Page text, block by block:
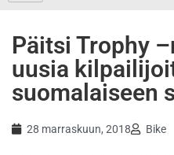
Päitsi Trophy
uusia
suomalaiseen
28 marraskuun, 2018 Bike